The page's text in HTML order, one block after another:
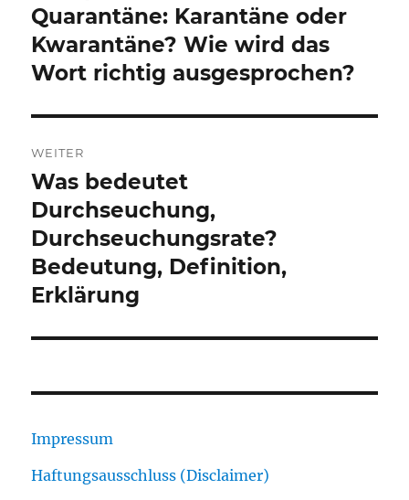
Beitrag:
Quarantäne: Karantäne oder
Kwarantäne? Wie wird das
Wort richtig ausgesprochen?
WEITER
Nächster
Beitrag:
Was bedeutet
Durchseuchung,
Durchseuchungsrate?
Bedeutung, Definition,
Erklärung
Impressum
Haftungsausschluss (Disclaimer)